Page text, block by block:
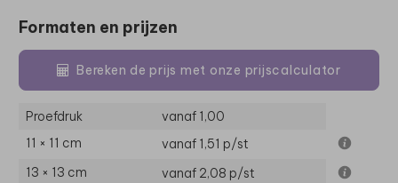
Formaten en prijzen
Bereken de prijs met onze prijscalculator
Proefdruk
vanaf 1,00
11 × 11 cm
vanaf 1,51 p/st
13 × 13 cm
vanaf 2,08 p/st